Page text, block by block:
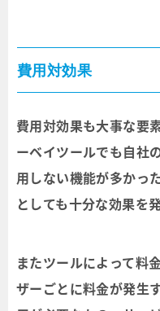
費用対効果
費用対効果も大事な要
ーベイツールでも自社
用しない機能が多かっ
としても十分な効果を
またツールによって料
ザーごとに料金が発生